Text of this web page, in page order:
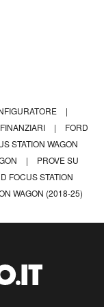
|
|
FORD
STATION WAGON
|
PROVE SU
FOCUS STATION
WAGON (2018-25)